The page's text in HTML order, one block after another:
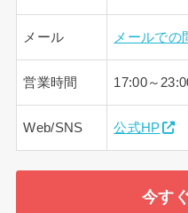
メール メールでの
営業時間 17:00～
Web/SNS 公式HP
今す